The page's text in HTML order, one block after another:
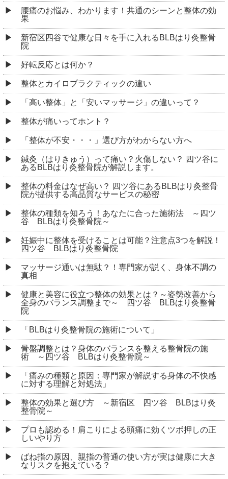
腰痛のお悩み、わかります！共通のシーンと整体の効
果
新宿区四谷で健康な日々を手に入れるBLBはり灸整骨
院
好転反応とは何か？
整体とカイロプラクティックの違い
「高い整体」と「安いマッサージ」の違いって？
整体が痛いってホント？
「整体が不安・・・」選び方がわからない方へ
鍼灸（はりきゅう）って痛い？火傷しない？ 四ツ谷に
あるBLBはり灸整骨院が解説します。
整体の料金はなぜ高い？ 四ツ谷にあるBLBはり灸整骨
院が提供する高品質なサービスの秘密
整体の種類を知ろう！あなたに合った施術法 ～四ツ
谷 BLBはり灸整骨院～
妊娠中に整体を受けることは可能？注意点3つを解説！
四ツ谷 BLBはり灸整骨院
マッサージ通いは無駄？！専門家が説く、身体不調の
真相
健康と美容に役立つ整体の効果とは？～姿勢改善から
全身のバランス調整まで～ 四ツ谷 BLBはり灸整骨
院
「BLBはり灸整骨院の施術について」
骨盤調整とは？身体のバランスを整える整骨院の施
術 ～四ツ谷 BLBはり灸整骨院～
「痛みの種類と原因：専門家が解説する身体の不快感
に対する理解と対処法」
整体の効果と選び方 ～新宿区 四ツ谷 BLBはり灸
整骨院～
プロも認める！肩こりによる頭痛に効くツボ押しの正
しいやり方
ばね指の原因、親指の普通の使い方が実は健康に大き
なリスクを抱えている？